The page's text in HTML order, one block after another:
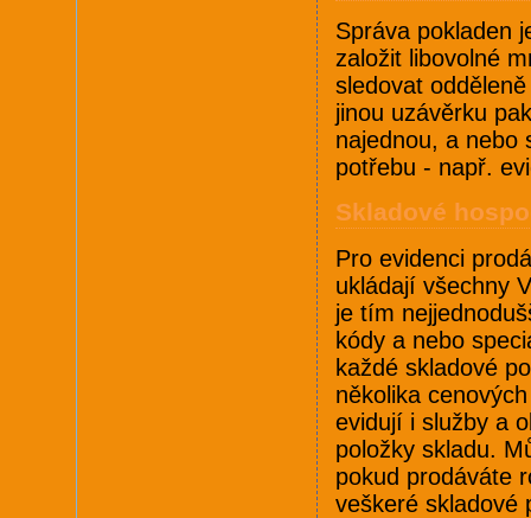
Správa pokladen
založit libovolné
sledovat
jinou uzávěrku
najednou, a nebo
potřebu - např.
Skladové
Pro evidenci
ukládají všechny
je tím
kódy a nebo
každé skladové
několika
evidují i služby a
položky skladu.
pokud prodáváte
veškeré skladové